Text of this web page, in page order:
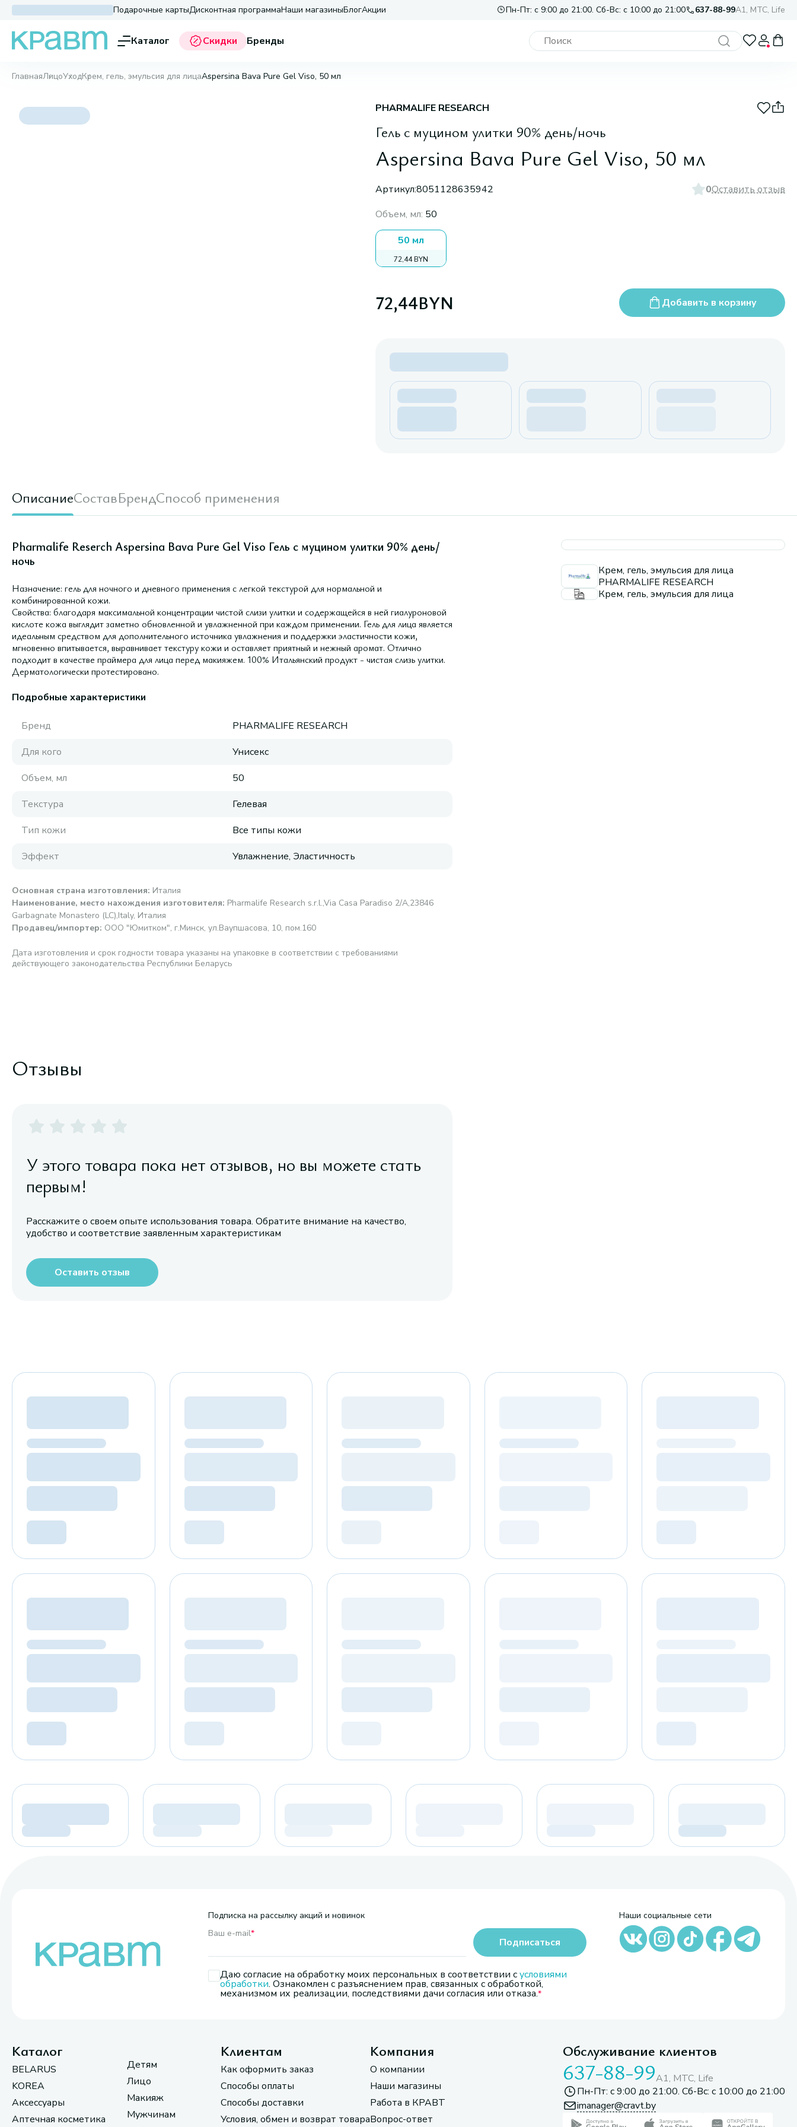
Подарочные картыДисконтная программаНаши магазиныБлогАкции Пн-Пт: с 9:00 до 21:00. Сб-Вс: с 10:00 до 21:00 637-88-99A1, МТС, Life
Каталог Скидки Бренды
ГлавнаяЛицоУходКрем, гель, эмульсия для лицаAspersina Bava Pure Gel Viso, 50 мл
PHARMALIFE RESEARCH
Гель с муцином улитки 90% день/ночь
Aspersina Bava Pure Gel Viso, 50 мл
Артикул:8051128635942 0Оставить отзыв
Объем, мл: 50
50 мл
72,44 BYN
72,44BYN Добавить в корзину
ОписаниеСоставБрендСпособ применения
Pharmalife Reserch Aspersina Bava Pure Gel Viso Гель с муцином улитки 90% день/
ночь
Назначение: гель для ночного и дневного применения с легкой текстурой для нормальной и
комбинированной кожи.
Свойства: благодаря максимальной концентрации чистой слизи улитки и содержащейся в ней гиалуроновой
кислоте кожа выглядит заметно обновленной и увлажненной при каждом применении. Гель для лица является
идеальным средством для дополнительного источника увлажнения и поддержки эластичности кожи,
мгновенно впитывается, выравнивает текстуру кожи и оставляет приятный и нежный аромат. Отлично
подходит в качестве праймера для лица перед макияжем. 100% Итальянский продукт - чистая слизь улитки.
Дерматологически протестировано.
Подробные характеристики
Бренд
PHARMALIFE RESEARCH
Для кого
Унисекс
Объем, мл
50
Текстура
Гелевая
Тип кожи
Все типы кожи
Эффект
Увлажнение, Эластичность
Основная страна изготовления: Италия
Наименование, место нахождения изготовителя: Pharmalife Research s.r.l.,Via Casa Paradiso 2/A,23846
Garbagnate Monastero (LC),Italy, Италия
Продавец/импортер: ООО "Юмитком", г.Минск, ул.Ваупшасова, 10, пом.160
Дата изготовления и срок годности товара указаны на упаковке в соответствии с требованиями
действующего законодательства Республики Беларусь
Крем, гель, эмульсия для лица
PHARMALIFE RESEARCH
Крем, гель, эмульсия для лица
Отзывы
У этого товара пока нет отзывов, но вы можете стать
первым!
Расскажите о своем опыте использования товара. Обратите внимание на качество,
удобство и соответствие заявленным характеристикам
Оставить отзыв
Подписка на рассылку акций и новинок
Ваш e-mail*
Даю согласие на обработку моих персональных в соответствии сусловиями
обработки. Ознакомлен с разъяснением прав, связанных с обработкой,
механизмом их реализации, последствиями дачи согласия или отказа.
Подписаться
Наши социальные сети
Каталог
BELARUS
KOREA
Аксессуары
Аптечная косметика
Детям
Лицо
Макияж
Мужчинам
Клиентам
Как оформить заказ
Способы оплаты
Способы доставки
Условия, обмен и возврат товара
Компания
О компании
Наши магазины
Работа в КРАВТ
Вопрос-ответ
Обслуживание клиентов
637-88-99A1, МТС, Life
Пн-Пт: с 9:00 до 21:00. Сб-Вс: с 10:00 до 21:00
imanager@cravt.by